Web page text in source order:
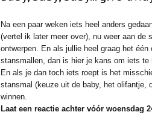
Na een paar weken iets heel anders
(vertel ik later meer over), nu weer aan de
ontwerpen. En als jullie heel graag het
stansmallen, dan is hier je kans om iets te
En als je dan toch iets roept is het
stansmal (keuze uit de baby, het olifantje,
winnen.
Laat een reactie achter vóór woensdag